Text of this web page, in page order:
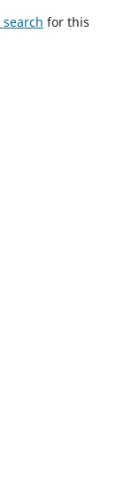
for this